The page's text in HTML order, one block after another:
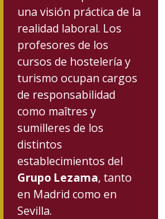
una visión práctica de la
realidad laboral. Los
profesores de los
cursos de hostelería y
turismo ocupan cargos
de responsabilidad
como maîtres y
sumilleres de los
distintos
establecimientos del
Grupo Lezama, tanto
en Madrid como en
Sevilla.